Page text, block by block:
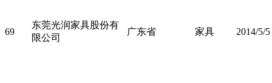
69
东莞光润家具股份有
限公司
广东省 家具 2014/5/5